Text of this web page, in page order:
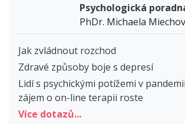
Psychologická
PhDr. Michaela
Jak zvládnout rozchod
Zdravé způsoby boje s depresí
Lidí s psychickými potížemi v
zájem o on-line terapii roste
Více dotazů...